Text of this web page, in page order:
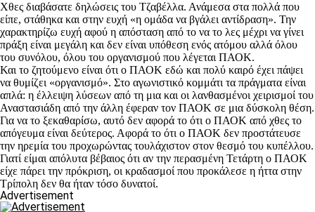
Χθες διαβάσατε δηλώσεις του Τζαβέλλα. Ανάμεσα στα πολλά που
είπε, στάθηκα και στην ευχή «η ομάδα να βγάλει αντίδραση». Την
χαρακτηρίζω ευχή αφού η απόσταση από το να το λες μέχρι να γίνει
πράξη είναι μεγάλη και δεν είναι υπόθεση ενός ατόμου αλλά όλου
του συνόλου, όλου του οργανισμού που λέγεται ΠΑΟΚ.
Και το ζητούμενο είναι ότι ο ΠΑΟΚ εδώ και πολύ καιρό έχει πάψει
να θυμίζει «οργανισμό». Στο αγωνιστικό κομμάτι τα πράγματα είναι
απλά: η έλλειψη λύσεων από τη μια και οι λανθασμένοι χειρισμοί του
Αναστασιάδη από την άλλη έφεραν τον ΠΑΟΚ σε μια δύσκολη θέση.
Για να το ξεκαθαρίσω, αυτό δεν αφορά το ότι ο ΠΑΟΚ από χθες το
απόγευμα είναι δεύτερος. Αφορά το ότι ο ΠΑΟΚ δεν προστάτευσε
την ηρεμία του προχωρώντας τουλάχιστον στον θεσμό του κυπέλλου.
Γιατί είμαι απόλυτα βέβαιος ότι αν την περασμένη Τετάρτη ο ΠΑΟΚ
είχε πάρει την πρόκριση, οι κραδασμοί που προκάλεσε η ήττα στην
Τρίπολη δεν θα ήταν τόσο δυνατοί.
Advertisement